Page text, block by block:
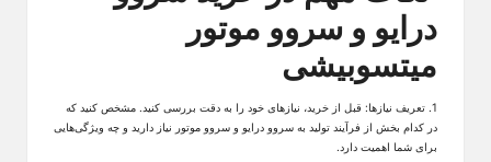
درایو و سروو موتور
میتسوبیشی
1. تعریف نیازها: قبل از خرید، نیازهای خود را به دقت بررسی کنید. مشخص کنید که
در کدام بخش از فرآیند تولید به سروو درایو و سروو موتور نیاز دارید و چه ویژگی‌هایی
برای شما اهمیت دارد.